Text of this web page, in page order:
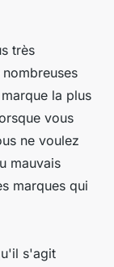
très
la plus
vous
ne voulez
mauvais
marques qui
s'agit